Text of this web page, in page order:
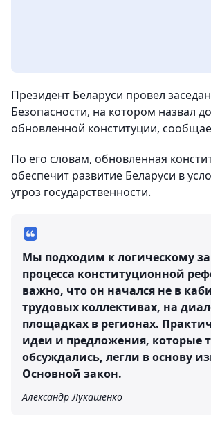
Президент Беларуси провел
Безопасности, на котором назвал
обновленной конституции,
По его словам, обновленная
обеспечит развитие Беларуси в
угроз государственности.
Мы подходим к логическому
процесса конституционной
важно, что он начался не в
трудовых коллективах, на
площадках в регионах.
идеи и предложения, которые
обсуждались, легли в основу
Основной закон.
Александр Лукашенко